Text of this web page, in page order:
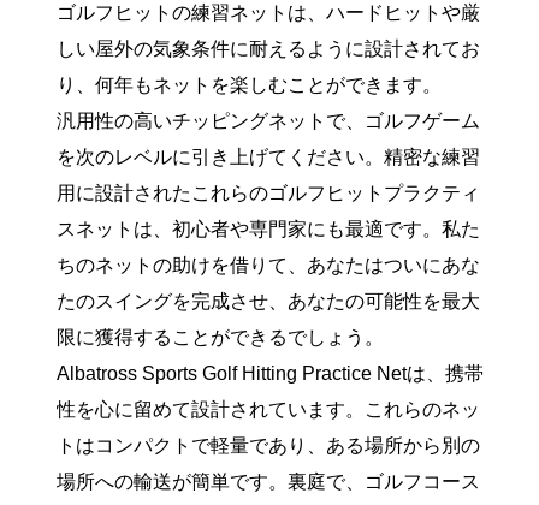
ゴルフヒットの練習ネットは、ハードヒットや厳
しい屋外の気象条件に耐えるように設計されてお
り、何年もネットを楽しむことができます。
汎用性の高いチッピングネットで、ゴルフゲーム
を次のレベルに引き上げてください。精密な練習
用に設計されたこれらのゴルフヒットプラクティ
スネットは、初心者や専門家にも最適です。私た
ちのネットの助けを借りて、あなたはついにあな
たのスイングを完成させ、あなたの可能性を最大
限に獲得することができるでしょう。
Albatross Sports Golf Hitting Practice Netは、携帯
性を心に留めて設計されています。これらのネッ
トはコンパクトで軽量であり、ある場所から別の
場所への輸送が簡単です。裏庭で、ゴルフコース